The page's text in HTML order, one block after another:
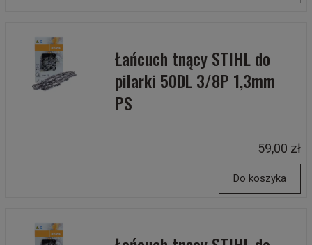
Łańcuch tnący STIHL do
pilarki 50DL 3/8P 1,3mm
PS
59,00 zł
Do koszyka